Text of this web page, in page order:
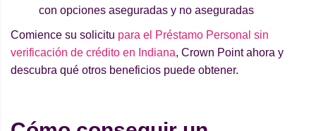
con opciones aseguradas y no aseguradas
Comience su solicitu para el Préstamo Personal sin
verificación de crédito en Indiana, Crown Point ahora y
descubra qué otros beneficios puede obtener.